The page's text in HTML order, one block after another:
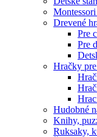
Drevené
Pre
Pre
Hračky
Hudobné
Knihy,
Ruksaky,